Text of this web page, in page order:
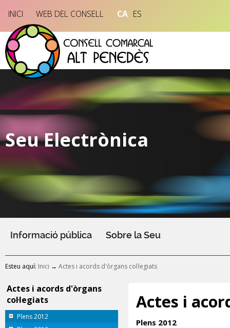
INICI WEB DEL CONSELL CA ES
Seu Electrònica
Informació pública Sobre la Seu
Esteu aquí: Inici → Actes i acords d'òrgans col·legiats
Actes i acords d'òrgans
col·legiats
Plens 2012
Actes i
Plens 2012